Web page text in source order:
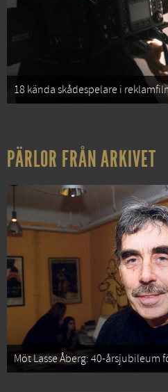
18 kända skådespelare i
PÄRLOR FRÅN ARKIVET
Möt Lasse Åberg: 40-årsjubileum